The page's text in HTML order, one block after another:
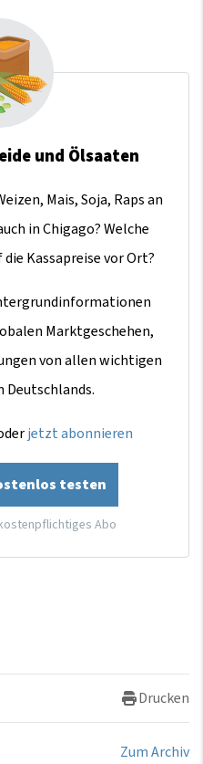
und Ölsaaten
Mais, Soja, Raps an
in Chigago? Welche
Kassapreise vor Ort?
Marktgeschehen,
von allen wichtigen
Deutschlands.
jetzt abonnieren
testen
Abo
Drucken
Zum Archiv